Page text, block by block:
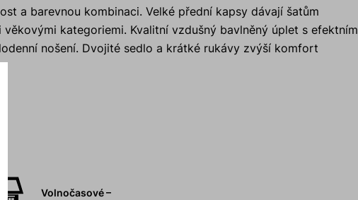
a barevnou kombinaci. Velké přední kapsy dávají šatům
kategoriemi. Kvalitní vzdušný bavlněný úplet s efektním
nošení. Dvojité sedlo a krátké rukávy zvýší komfort
Volnočasové –